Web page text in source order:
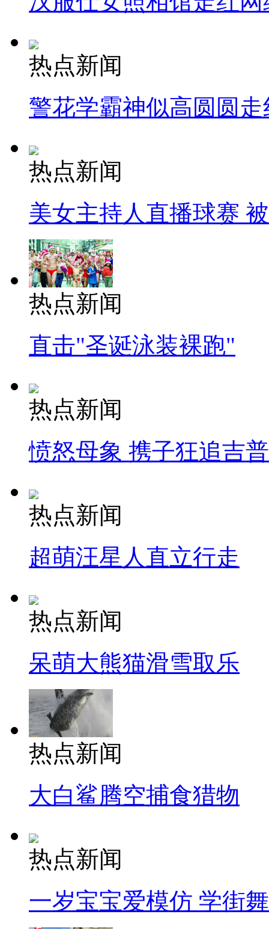
热点新闻
警花学霸神似高圆圆走
热点新闻
美女主持人直播球赛
热点新闻
直击"圣诞泳装裸跑"
热点新闻
愤怒母象 携子狂追吉
热点新闻
超萌汪星人直立行走
热点新闻
呆萌大熊猫滑雪取乐
热点新闻
大白鲨腾空捕食猎物
热点新闻
一岁宝宝爱模仿 学街